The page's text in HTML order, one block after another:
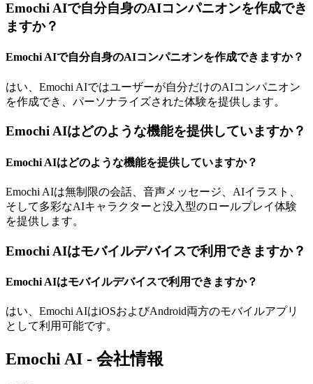
Emochi AIで自分自身のAIコンパニオンを作成でき
ますか？
Emochi AIで自分自身のAIコンパニオンを作成できますか？
はい、Emochi AIではユーザーが自分だけのAIコンパニオン
を作成でき、パーソナライズされた体験を提供します。
Emochi AIはどのような機能を提供していますか？
Emochi AIはどのような機能を提供していますか？
Emochi AIは無制限の会話、音声メッセージ、AIイラスト、
そして多彩なAIキャラクターと没入型のロールプレイ体験
を提供します。
Emochi AIはモバイルデバイスで利用できますか？
Emochi AIはモバイルデバイスで利用できますか？
はい、Emochi AIはiOSおよびAndroid両方のモバイルアプリ
として利用可能です。
Emochi AI - 会社情報